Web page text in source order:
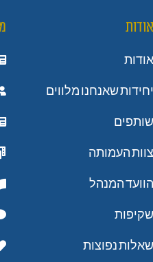
אודות
אודות
יחידות שאנחנו מלווים
שותפים
צוות העמותה
הוועד המנהל
שקיפות
שאלות נפוצות